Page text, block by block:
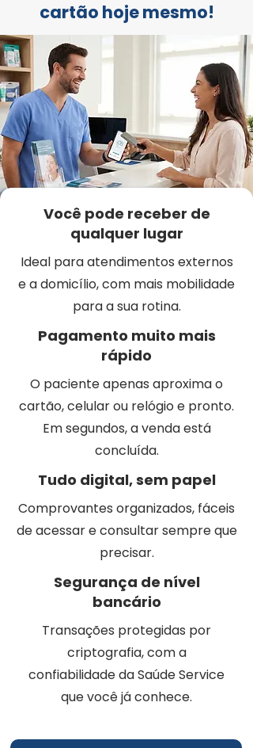
cartão hoje mesmo!
Você pode receber de
qualquer lugar
Ideal para atendimentos externos
e a domicílio, com mais mobilidade
para a sua rotina.
Pagamento muito mais
rápido
O paciente apenas aproxima o
cartão, celular ou relógio e pronto.
Em segundos, a venda está
concluída.
Tudo digital, sem papel
Comprovantes organizados, fáceis
de acessar e consultar sempre que
precisar.
Segurança de nível
bancário
Transações protegidas por
criptografia, com a
confiabilidade da Saúde Service
que você já conhece.